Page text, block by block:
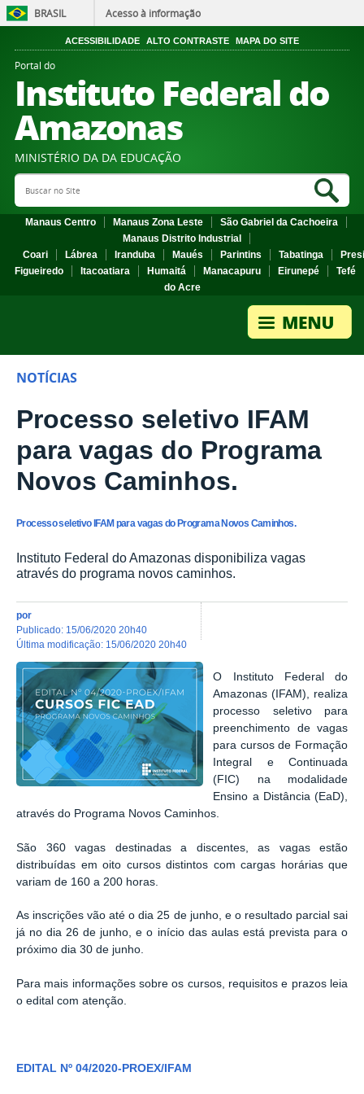
BRASIL Acesso à informação
ACESSIBILIDADE ALTO CONTRASTE MAPA DO SITE
Portal do
Instituto Federal do
Amazonas
MINISTÉRIO DA DA EDUCAÇÃO
Search Site
Manaus Centro Manaus Zona Leste
São Gabriel da Cachoeira
Manaus Distrito Industrial
Coari
Lábrea Iranduba Maués Parintins Tabatinga
Figueiredo
Itacoatiara Humaitá Manacapuru Eirunepé
Tefé
do Acre
NOTÍCIAS
Processo seletivo IFAM
para vagas do Programa
Novos Caminhos.
Processo seletivo IFAM para vagas do Programa Novos Caminhos.
Instituto Federal do Amazonas disponibiliza vagas
através do programa novos caminhos.
por
publicado: 15/06/2020 20h40
última modificação: 15/06/2020 20h40
O Instituto Federal do
Amazonas (IFAM), realiza
processo seletivo para
preenchimento de vagas
para cursos de Formação
Integral e Continuada
(FIC) na modalidade
Ensino a Distância (EaD),
através do Programa Novos Caminhos.
São 360 vagas destinadas a discentes, as vagas estão
distribuídas em oito cursos distintos com cargas horárias que
variam de 160 a 200 horas.
As inscrições vão até o dia 25 de junho, e o resultado parcial sai
já no dia 26 de junho, e o início das aulas está prevista para o
próximo dia 30 de junho.
Para mais informações sobre os cursos, requisitos e prazos leia
o edital com atenção.
EDITAL Nº 04/2020-PROEX/IFAM